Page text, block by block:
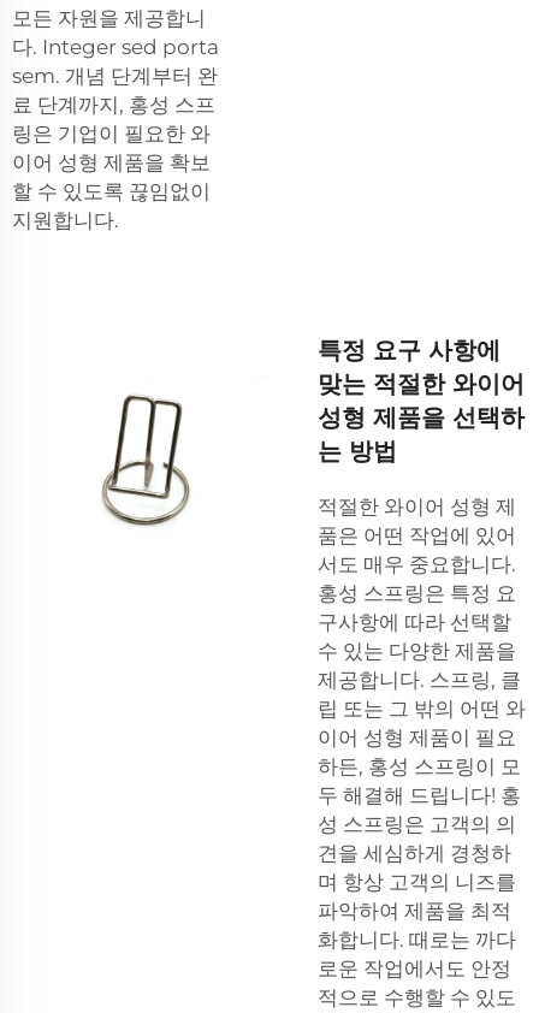
모든 자원을 제공합니
다. Integer sed porta
sem. 개념 단계부터 완
료 단계까지, 홍성 스프
링은 기업이 필요한 와
이어 성형 제품을 확보
할 수 있도록 끊임없이
지원합니다.
특정 요구 사항에
맞는 적절한 와이어
성형 제품을 선택하
는 방법
적절한 와이어 성형 제
품은 어떤 작업에 있어
서도 매우 중요합니다.
홍성 스프링은 특정 요
구사항에 따라 선택할
수 있는 다양한 제품을
제공합니다. 스프링, 클
립 또는 그 밖의 어떤 와
이어 성형 제품이 필요
하든, 홍성 스프링이 모
두 해결해 드립니다! 홍
성 스프링은 고객의 의
견을 세심하게 경청하
며 항상 고객의 니즈를
파악하여 제품을 최적
화합니다. 때로는 까다
로운 작업에서도 안정
적으로 수행할 수 있도